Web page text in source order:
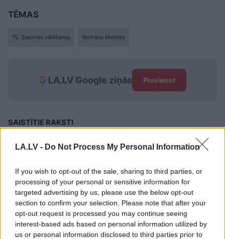
LA.LV - Do Not Process My Personal Information
If you wish to opt-out of the sale, sharing to third parties, or
processing of your personal or sensitive information for
targeted advertising by us, please use the below opt-out
section to confirm your selection. Please note that after your
opt-out request is processed you may continue seeing
interest-based ads based on personal information utilized by
us or personal information disclosed to third parties prior to
TĒMAS
15. Saeimas vēlēšanas Romāns Meļņiks
LA.LV Google ziņās Pievienot
SAISTĪTIE RAKSTI
“Finanšu ministram jāpasaka –
pietiek!” Meļņiks situāciju ar
ar dārgu mantiņu
Romāns Meļņiks: Viens
autobuss – divas sejas. Tēma
par autopārvadājumiem
atklājusi jaunas dimensijas